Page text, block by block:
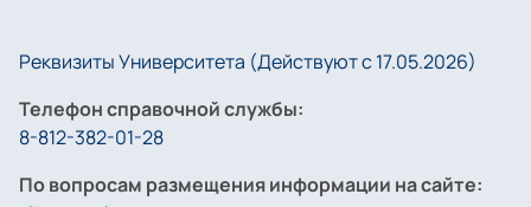
Реквизиты Университета (Действуют с 17.05.2026)
Телефон справочной службы:
8-812-382-01-28
По вопросам размещения информации на сайте: